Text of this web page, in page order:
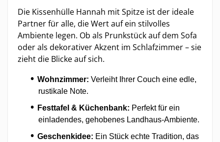
Die Kissenhülle Hannah mit Spitze ist der ideale
Partner für alle, die Wert auf ein stilvolles
Ambiente legen. Ob als Prunkstück auf dem Sofa
oder als dekorativer Akzent im Schlafzimmer – sie
zieht die Blicke auf sich.
Wohnzimmer: Verleiht Ihrer Couch eine edle,
rustikale Note.
Festtafel & Küchenbank: Perfekt für ein
einladendes, gehobenes Landhaus-Ambiente.
Geschenkidee: Ein Stück echte Tradition, das